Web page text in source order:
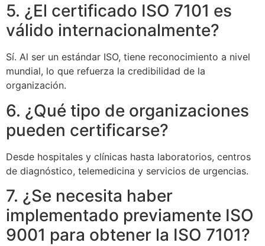
5. ¿El certificado ISO 7101 es
válido internacionalmente?
Sí. Al ser un estándar ISO, tiene reconocimiento a nivel
mundial, lo que refuerza la credibilidad de la
organización.
6. ¿Qué tipo de organizaciones
pueden certificarse?
Desde hospitales y clínicas hasta laboratorios, centros
de diagnóstico, telemedicina y servicios de urgencias.
7. ¿Se necesita haber
implementado previamente ISO
9001 para obtener la ISO 7101?